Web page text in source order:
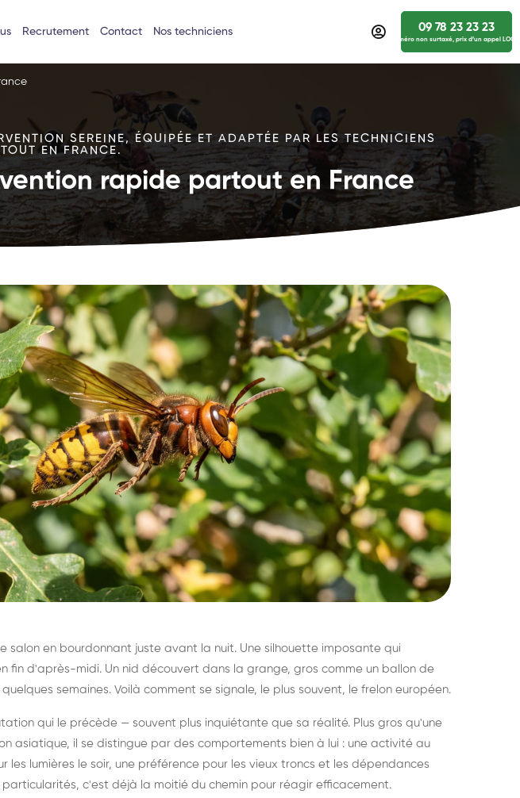
Recrutement Contact Nos techniciens 09 78 23 23 23
numéro non surtaxé, prix d’un appel
SEREINE, ÉQUIPÉE ET ADAPTÉE PAR LES TECHNICIENS
EN FRANCE.
rapide partout en France
en
Dératisation : éliminer
durablement rats et
souris, partout en France
salon en bourdonnant juste avant la nuit. Une silhouette imposante qui
fin d'après-midi. Un nid découvert dans la grange, gros comme un ballon de
semaines. Voilà comment se signale, le plus souvent, le frelon européen.
qui le précède — souvent plus inquiétante que sa réalité. Plus gros qu'une
asiatique, il se distingue par des comportements bien à lui : une activité au
les lumières le soir, une préférence pour les vieux troncs et les dépendances
particularités, c'est déjà la moitié du chemin pour réagir efficacement.